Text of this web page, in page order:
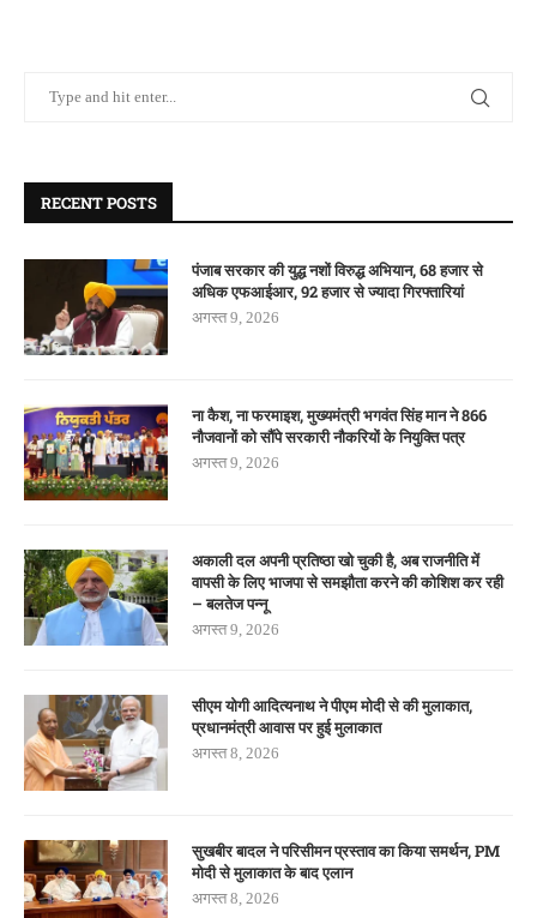
RECENT POSTS
पंजाब सरकार की युद्ध नशों विरुद्ध अभियान, 68 हजार से
अधिक एफआईआर, 92 हजार से ज्यादा गिरफ्तारियां
अगस्त 9, 2026
ना कैश, ना फरमाइश, मुख्यमंत्री भगवंत सिंह मान ने 866
नौजवानों को सौंपे सरकारी नौकरियों के नियुक्ति पत्र
अगस्त 9, 2026
अकाली दल अपनी प्रतिष्ठा खो चुकी है, अब राजनीति में
वापसी के लिए भाजपा से समझौता करने की कोशिश कर रही
– बलतेज पन्नू
अगस्त 9, 2026
सीएम योगी आदित्यनाथ ने पीएम मोदी से की मुलाकात,
प्रधानमंत्री आवास पर हुई मुलाकात
अगस्त 8, 2026
सुखबीर बादल ने परिसीमन प्रस्ताव का किया समर्थन, PM
मोदी से मुलाकात के बाद एलान
अगस्त 8, 2026